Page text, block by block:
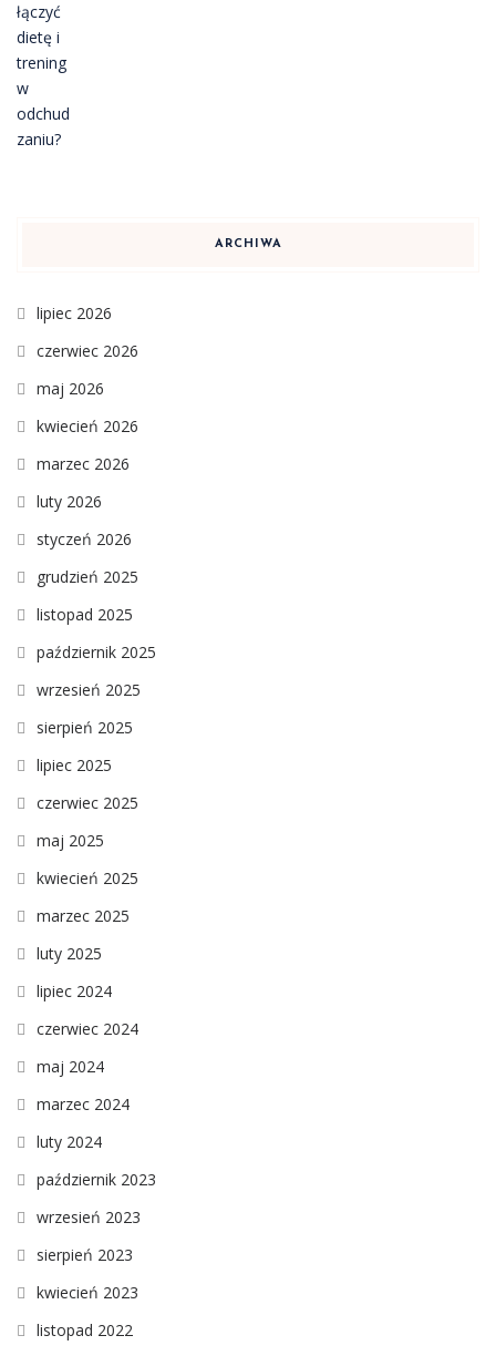
ARCHIWA
lipiec 2026
czerwiec 2026
maj 2026
kwiecień 2026
marzec 2026
luty 2026
styczeń 2026
grudzień 2025
listopad 2025
październik 2025
wrzesień 2025
sierpień 2025
lipiec 2025
czerwiec 2025
maj 2025
kwiecień 2025
marzec 2025
luty 2025
lipiec 2024
czerwiec 2024
maj 2024
marzec 2024
luty 2024
październik 2023
wrzesień 2023
sierpień 2023
kwiecień 2023
listopad 2022